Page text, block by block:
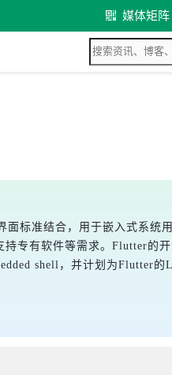
媒体矩阵
标准结合，用于嵌入式系
专有软件等需求。Flutter的
shell，并计划为Flutter的